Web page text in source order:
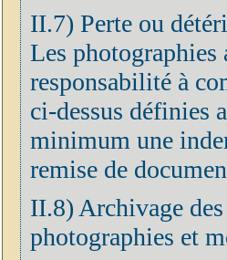
II.7) Perte ou
Les photographies
responsabilité à
ci-dessus définies
minimum une
remise de
II.8) Archivage
photographies et